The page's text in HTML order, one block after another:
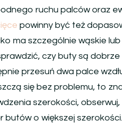
ruchu palców oraz
powinny być też
ma szczególnie wąskie
czy buty są
przesuń dwa palce
się bez problemu, to
szerokości,
butów o większej szerokości.